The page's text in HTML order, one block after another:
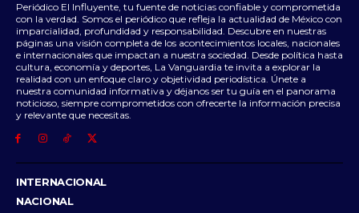
Periódico El Influyente, tu fuente de noticias confiable y comprometida
con la verdad. Somos el periódico que refleja la actualidad de México con
imparcialidad, profundidad y responsabilidad. Descubre en nuestras
páginas una visión completa de los acontecimientos locales, nacionales
e internacionales que impactan a nuestra sociedad. Desde política hasta
cultura, economía y deportes, La Vanguardia te invita a explorar la
realidad con un enfoque claro y objetividad periodística. Únete a
nuestra comunidad informativa y déjanos ser tu guía en el panorama
noticioso, siempre comprometidos con ofrecerte la información precisa
y relevante que necesitas.
INTERNACIONAL
NACIONAL